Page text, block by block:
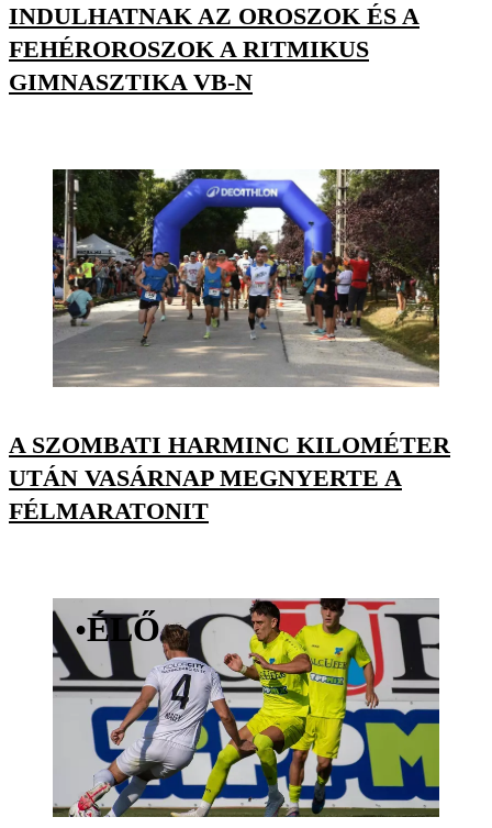
INDULHATNAK AZ OROSZOK ÉS A
FEHÉROROSZOK A RITMIKUS
GIMNASZTIKA VB-N
A SZOMBATI HARMINC KILOMÉTER
UTÁN VASÁRNAP MEGNYERTE A
FÉLMARATONIT
•ÉLŐ